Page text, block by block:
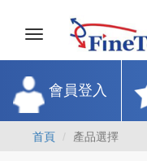
Toggle
navigation
會員登入
首頁 產品選擇